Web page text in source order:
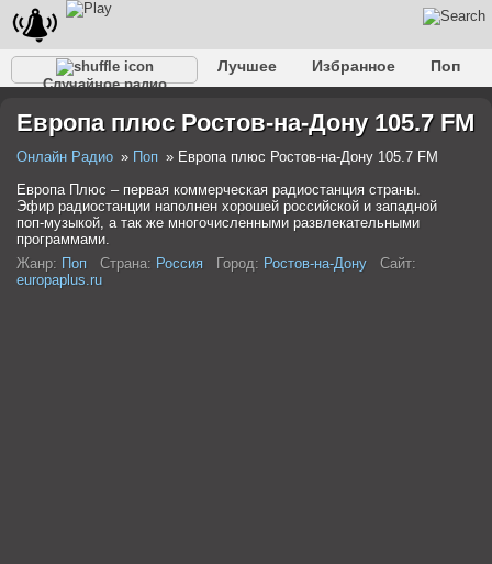
Случайное радио
Лучшее Избранное
Поп
Разговорное
Рэп Транс Дип-хаус
Фолк
Европа плюс Ростов-на-Дону 105.7 FM
Онлайн Радио Поп
Европа плюс Ростов-на-Дону 105.7 FM
Европа Плюс – первая коммерческая радиостанция страны.
Эфир радиостанции наполнен хорошей российской и западной
поп-музыкой, а так же многочисленными развлекательными
программами.
Жанр: Поп Страна: Россия Город: Ростов-на-Дону
Сайт:
europaplus.ru